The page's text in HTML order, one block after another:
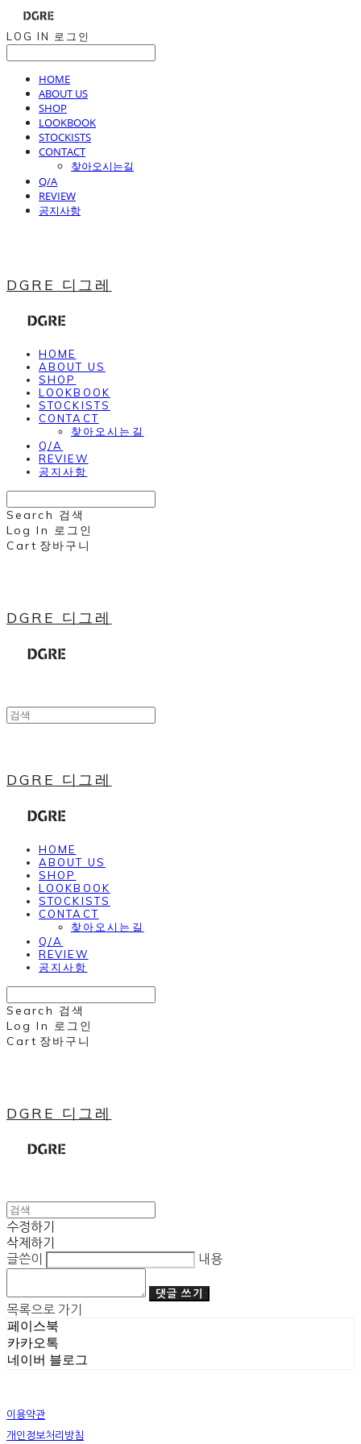
LOG IN 로그인
HOME
ABOUT US
SHOP
LOOKBOOK
STOCKISTS
CONTACT
찾아오시는길
Q/A
REVIEW
공지사항
DGRE 디그레
HOME
ABOUT US
SHOP
LOOKBOOK
STOCKISTS
CONTACT
찾아오시는길
Q/A
REVIEW
공지사항
Search 검색
Log In 로그인
Cart 장바구니
DGRE 디그레
DGRE 디그레
HOME
ABOUT US
SHOP
LOOKBOOK
STOCKISTS
CONTACT
찾아오시는길
Q/A
REVIEW
공지사항
Search 검색
Log In
로그인
Cart 장바구니
DGRE 디그레
수정하기
삭제하기
글쓴이
내용
댓글 쓰기
목록으로 가기
페이스북
카카오톡
네이버 블로그
이용약관
개인정보처리방침